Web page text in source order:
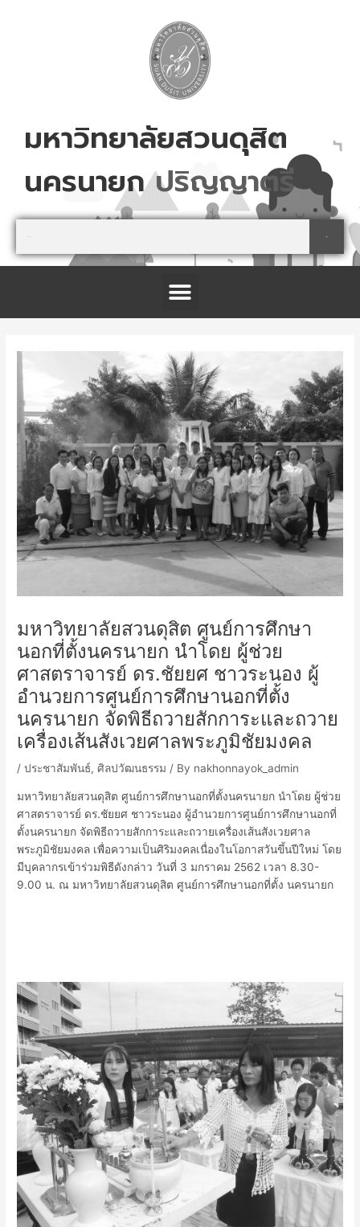
มหาวิทยาลัยสวนดุสิต
นครนายก สมครเลย!
Menu
มหาวิทยาลัยสวนดุสิต ศูนย์การศึกษา
นอกที่ตั้งนครนายก นำโดย ผู้ช่วย
ศาสตราจารย์ ดร.ชัยยศ ชาวระนอง ผู้
อำนวยการศูนย์การศึกษานอกที่ตั้ง
นครนายก จัดพิธีถวายสักการะและถวาย
เครื่องเส้นสังเวยศาลพระภูมิชัยมงคล
/ประชาสัมพันธ์,ศิลปวัฒนธรรม / By nakhonnayok_admin
มหาวิทยาลัยสวนดุสิต ศูนย์การศึกษานอกที่ตั้งนครนายก นำโดย ผู้ช่วย
ศาสตราจารย์ ดร.ชัยยศ ชาวระนอง ผู้อำนวยการศูนย์การศึกษานอกที่
ตั้งนครนายก จัดพิธีถวายสักการะและถวายเครื่องเส้นสังเวยศาล
พระภูมิชัยมงคล เพื่อความเป็นศิริมงคลเนื่องในโอกาสวันขึ้นปีใหม่ โดย
มีบุคลากรเข้าร่วมพิธีดังกล่าว วันที่ 3 มกราคม 2562 เวลา 8.30-
9.00 น. ณ มหาวิทยาลัยสวนดุสิต ศูนย์การศึกษานอกที่ตั้ง นครนายก